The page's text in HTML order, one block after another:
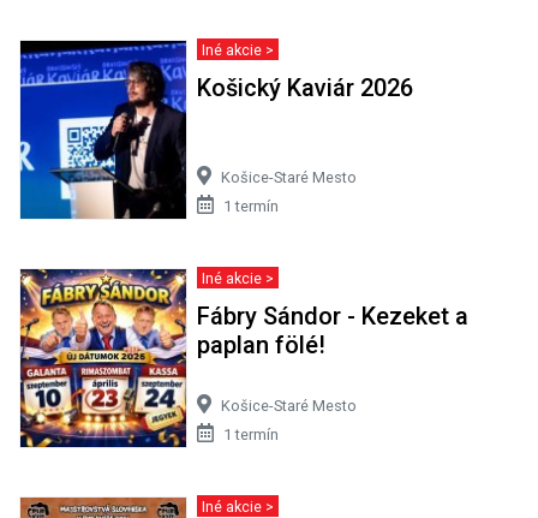
Iné akcie >
Košický Kaviár 2026
Košice-Staré Mesto
1 termín
Iné akcie >
Fábry Sándor - Kezeket a
paplan fölé!
Košice-Staré Mesto
1 termín
Iné akcie >